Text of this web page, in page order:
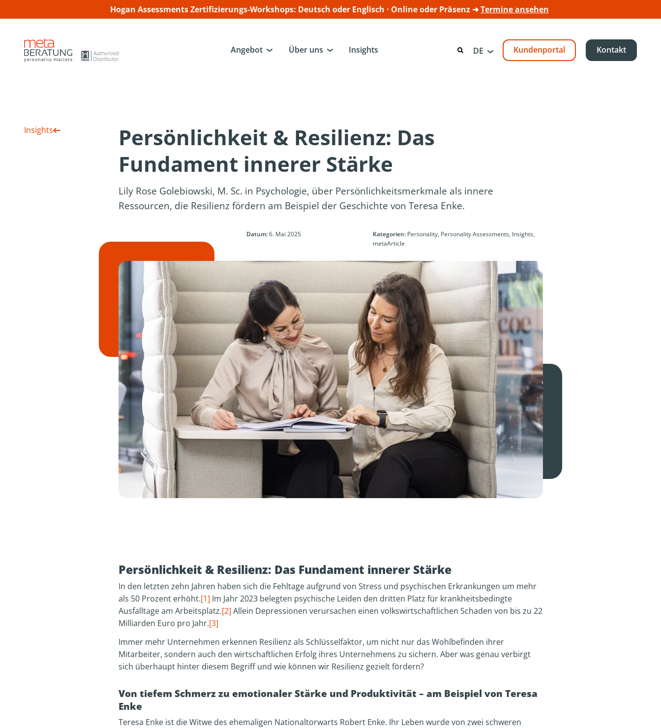
Hogan Assessments Zertifizierungs‑Workshops: Deutsch oder Englisch · Online oder Präsenz ➜Termine ansehen
Angebot Über uns Insights DE Kundenportal Kontakt
Insights
Persönlichkeit & Resilienz: Das
Fundament innerer Stärke
Lily Rose Golebiowski, M. Sc. in Psychologie, über Persönlichkeitsmerkmale als innere
Ressourcen, die Resilienz fördern am Beispiel der Geschichte von Teresa Enke.
Datum:6. Mai 2025 Kategorien: Personality, Personality Assessments, Insights,
metaArticle
Persönlichkeit & Resilienz: Das Fundament innerer Stärke
In den letzten zehn Jahren haben sich die Fehltage aufgrund von Stress und psychischen Erkrankungen um mehr
als 50 Prozent erhöht.[1] Im Jahr 2023 belegten psychische Leiden den dritten Platz für krankheitsbedingte
Ausfalltage am Arbeitsplatz.[2] Allein Depressionen verursachen einen volkswirtschaftlichen Schaden von bis zu 22
Milliarden Euro pro Jahr.[3]
Immer mehr Unternehmen erkennen Resilienz als Schlüsselfaktor, um nicht nur das Wohlbefinden ihrer
Mitarbeiter, sondern auch den wirtschaftlichen Erfolg ihres Unternehmens zu sichern. Aber was genau verbirgt
sich überhaupt hinter diesem Begriff und wie können wir Resilienz gezielt fördern?
Von tiefem Schmerz zu emotionaler Stärke und Produktivität – am Beispiel von Teresa
Enke
Teresa Enke ist die Witwe des ehemaligen Nationaltorwarts Robert Enke. Ihr Leben wurde von zwei schweren